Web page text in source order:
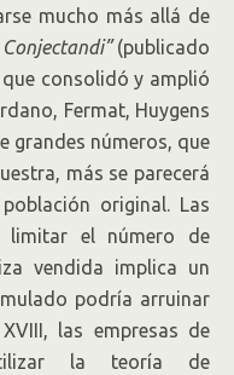
mucho más allá de
(publicado
que consolidó y amplió
Fermat, Huygens
grandes números, que
más se parecerá
original. Las
limitar el número de
vendida implica un
podría arruinar
las empresas de
la teoría de